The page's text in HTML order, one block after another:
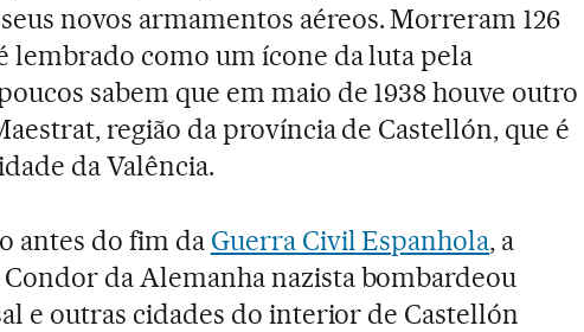
novos armamentos aéreos. Morreram 126
lembrado como um ícone da luta pela
sabem que em maio de 1938 houve outro
região da província de Castellón, que é
da Valência.
antes do fim da Guerra Civil Espanhola, a
da Alemanha nazista bombardeou
e outras cidades do interior de Castellón